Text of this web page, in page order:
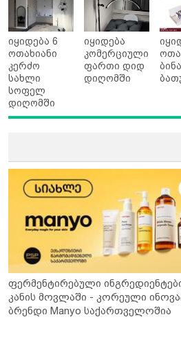
იყიდება 6
ოთახიანი
კერძო
სახლი
სოფელ
დიღომში
იყიდება
კომერციული
ფართი დიდ
დიღომში
ბინა
ფერმენტირებული
კანის მოვლაში - კორეული
ბრენდი Manyo საქართველოშია